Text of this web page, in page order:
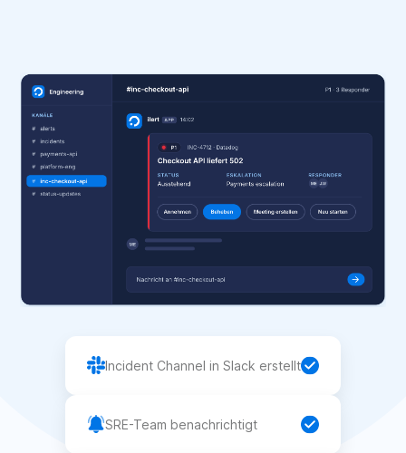
Incident Channel in Slack erstellt
SRE-Team benachrichtigt